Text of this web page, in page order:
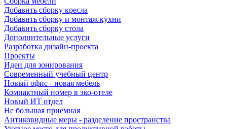
Добавить сборку кресла
Добавить сборку и монтаж кухни
Добавить сборку стола
Дополнительные услуги
Разработка дизайн-проекта
Проекты
Идеи для зонирования
Современный учебный центр
Новый офис - новая мебель
Компактный номер в эко-отеле
Новый ИТ отдел
Не большая приемная
Антиковидные меры - разделение пространства